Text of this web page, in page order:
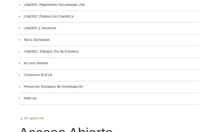
UVaDOC: Repositorio Documental UVa
UVaDOC: Producción Científica
UVaDOC y Sexenios
Tesis Doctorales
UVaDOC: Trabajos Fin de Estudios
Acceso Abierto
Consorcio BUCLE
Proyectos Europeos de Investigación
Noticias
ETIQUETAS